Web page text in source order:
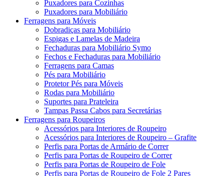
Puxadores para Cozinhas
Puxadores para Mobiliário
Ferragens para Móveis
Dobradiças para Mobiliário
Espigas e Lamelas de Madeira
Fechaduras para Mobiliário Symo
Fechos e Fechaduras para Mobiliário
Ferragens para Camas
Pés para Mobiliário
Protetor Pés para Móveis
Rodas para Mobiliário
Suportes para Prateleira
Tampas Passa Cabos para Secretárias
Ferragens para Roupeiros
Acessórios para Interiores de Roupeiro
Acessórios para Interiores de Roupeiro – Grafite
Perfis para Portas de Armário de Correr
Perfis para Portas de Roupeiro de Correr
Perfis para Portas de Roupeiro de Fole
Perfis para Portas de Roupeiro de Fole 2 Pares